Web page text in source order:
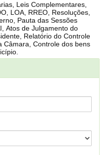
Resoluções,
Pauta das Sessões
Atos de Julgamento do